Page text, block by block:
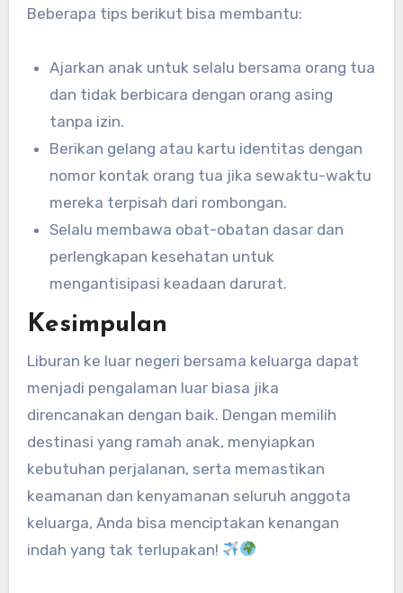
Beberapa tips berikut bisa membantu:
Ajarkan anak untuk selalu bersama orang tua
dan tidak berbicara dengan orang asing
tanpa izin.
Berikan gelang atau kartu identitas dengan
nomor kontak orang tua jika sewaktu-waktu
mereka terpisah dari rombongan.
Selalu membawa obat-obatan dasar dan
perlengkapan kesehatan untuk
mengantisipasi keadaan darurat.
Kesimpulan
Liburan ke luar negeri bersama keluarga dapat
menjadi pengalaman luar biasa jika
direncanakan dengan baik. Dengan memilih
destinasi yang ramah anak, menyiapkan
kebutuhan perjalanan, serta memastikan
keamanan dan kenyamanan seluruh anggota
keluarga, Anda bisa menciptakan kenangan
indah yang tak terlupakan!